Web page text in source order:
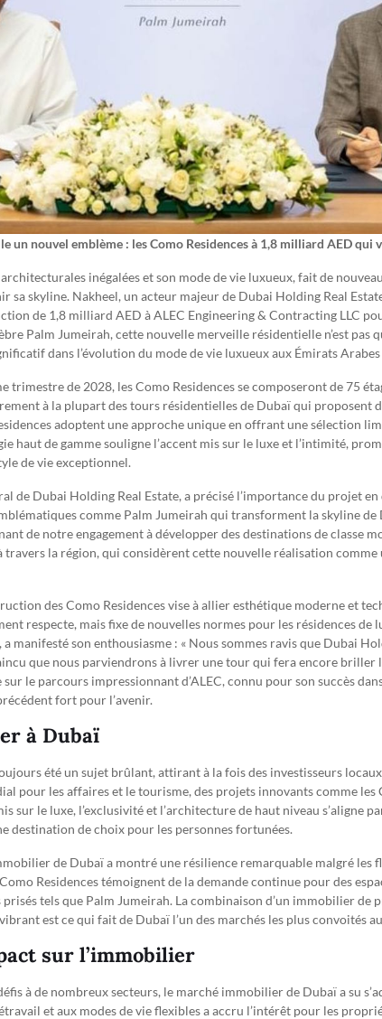
un nouvel emblème : les Como Residences à 1,8 milliard AED
inégalées et son mode de vie luxueux, fait de
sa skyline. Nakheel, un acteur majeur de Dubai Holding Real
de 1,8 milliard AED à ALEC Engineering & Contracting LLC
Palm Jumeirah, cette nouvelle merveille résidentielle n’est pas
dans l’évolution du mode de vie luxueux aux Émirats Arabes
de 2028, les Como Residences se composeront de 75
à la plupart des tours résidentielles de Dubaï qui proposent
adoptent une approche unique en offrant une sélection
haut de gamme souligne l’accent mis sur le luxe et l’intimité,
de vie exceptionnel.
de Dubai Holding Real Estate, a précisé l’importance du projet en
comme Palm Jumeirah qui transforment la skyline de
de notre engagement à développer des destinations de classe
travers la région, qui considèrent cette nouvelle réalisation
des Como Residences vise à allier esthétique moderne et
respecte, mais fixe de nouvelles normes pour les résidences de
manifesté son enthousiasme : « Nous sommes ravis que Dubai
que nous parviendrons à livrer une tour qui fera encore briller
le parcours impressionnant d’ALEC, connu pour son succès
fort pour l’avenir.
à Dubaï
été un sujet brûlant, attirant à la fois des investisseurs
pour les affaires et le tourisme, des projets innovants comme
sur le luxe, l’exclusivité et l’architecture de haut niveau s’aligne
destination de choix pour les personnes fortunées.
de Dubaï a montré une résilience remarquable malgré les
Residences témoignent de la demande continue pour des
tels que Palm Jumeirah. La combinaison d’un immobilier de
est ce qui fait de Dubaï l’un des marchés les plus convoités
sur l’immobilier
à de nombreux secteurs, le marché immobilier de Dubaï a su
et aux modes de vie flexibles a accru l’intérêt pour les